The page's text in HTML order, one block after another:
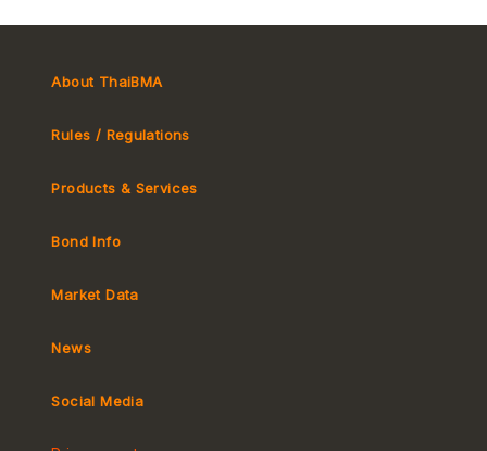
About ThaiBMA
Rules / Regulations
Market Convention
Products & Services
Bond Info
Market Data
Yield Curve
Non-resident Flows
News
Social Media